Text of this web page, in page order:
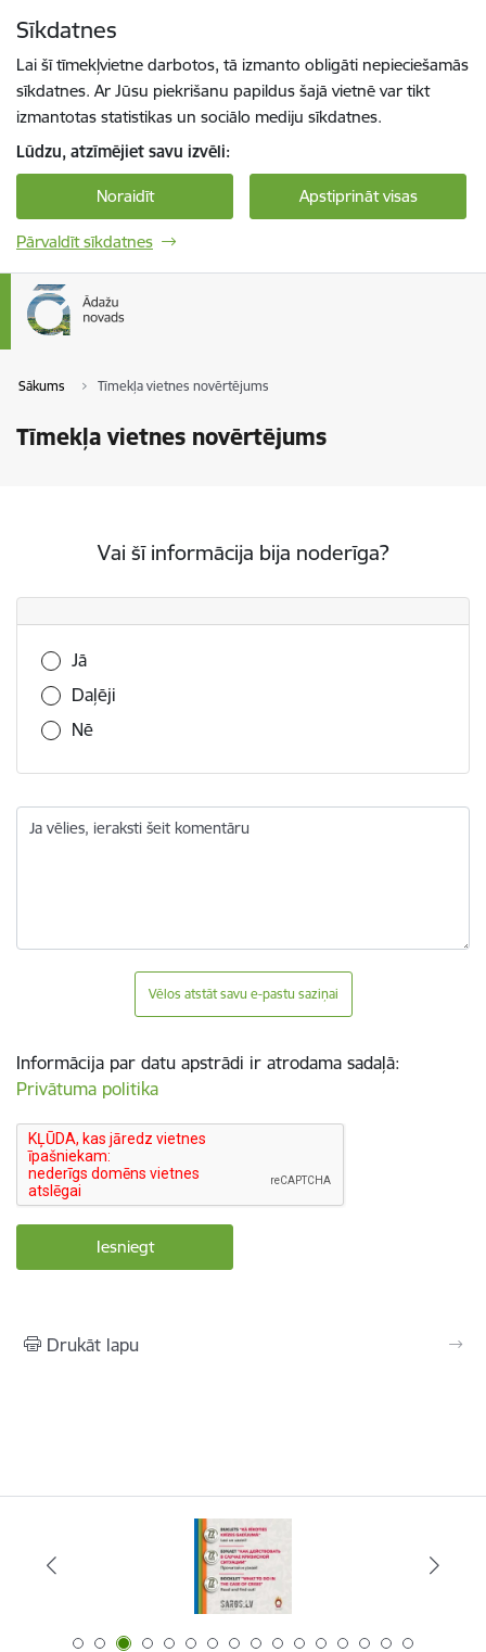
Sīkdatnes
Lai šī tīmekļvietne darbotos, tā izmanto obligāti nepieciešamās
sīkdatnes. Ar Jūsu piekrišanu papildus šajā vietnē var tikt
izmantotas statistikas un sociālo mediju sīkdatnes.
Lūdzu, atzīmējiet savu izvēli:
Noraidīt Apstiprināt visas
Pārvaldīt sīkdatnes
Sākums Tīmekļa vietnes novērtējums
Tīmekļa vietnes novērtējums
Vai šī informācija bija noderīga?
Vai šī informācija bija noderīga?
Jā
Daļēji
Nē
Ja vēlies, ieraksti šeit komentāru
Vēlos atstāt savu e-pastu saziņai
Informācija par datu apstrādi ir atrodama sadaļā:
Privātuma politika
Drukāt lapu